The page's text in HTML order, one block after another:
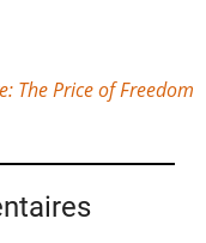
The Price of Freedom